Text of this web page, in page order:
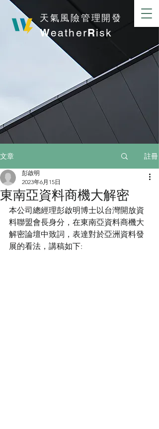
​天氣風險管理開發
WeatherRisk
文章 註冊
東南亞資料商機大解密
彭啟明
2023年6月15日
本公司總經理彭啟明博士以台灣開放資
料聯盟會長身分，在東南亞資料商機大
解密論壇中致詞，表達對於亞洲資料發
展的看法，講稿如下: